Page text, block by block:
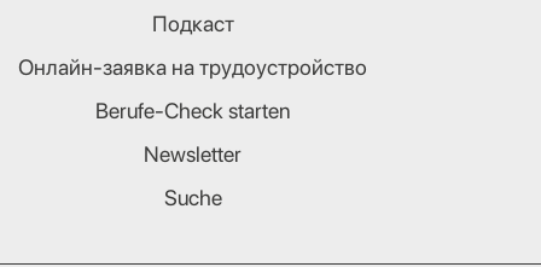
Подкаст
Онлайн-заявка на трудоустройство
Berufe-Check starten
Newsletter
Suche